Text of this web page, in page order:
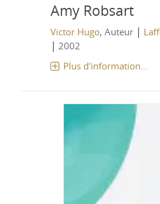
Amy Robsart
Victor Hugo, Auteur |
| 2002
Plus d'information...